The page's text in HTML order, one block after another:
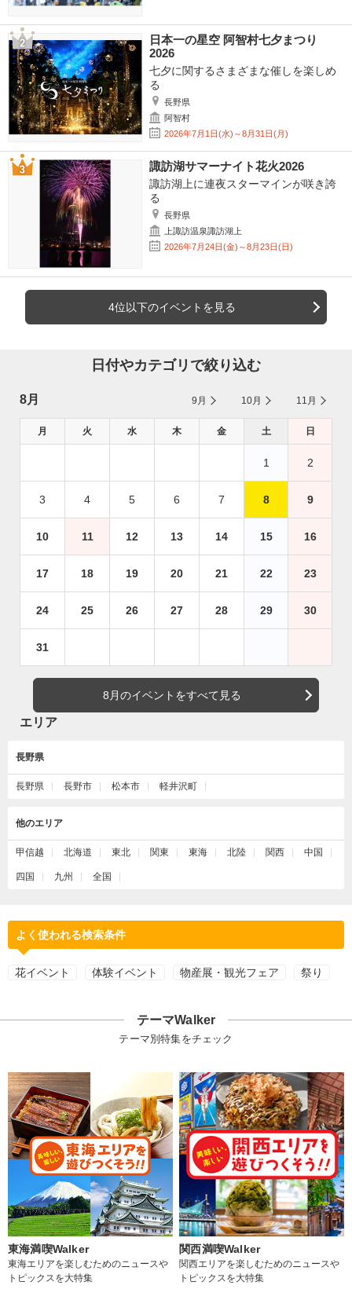
日本一の星空 阿智村七夕まつり
2026
七夕に関するさまざまな催しを楽しめ
る
長野県
阿智村
2026年7月1日(水)～8月31日(月)
諏訪湖サマーナイト花火2026
諏訪湖上に連夜スターマインが咲き誇
る
長野県
上諏訪温泉諏訪湖上
2026年7月24日(金)～8月23日(日)
4位以下のイベントを見る
日付やカテゴリで絞り込む
8月 9月 10月 11月
月 火 水 木 金 土 日
1 2
3 4 5 6 7 8 9
10 11 12 13 14 15 16
17 18 19 20 21 22 23
24 25 26 27 28 29 30
31
8月のイベントをすべて見る
エリア
長野県
長野県 長野市 松本市 軽井沢町
他のエリア
甲信越 北海道 東北 関東 東海 北陸 関西 中国
四国 九州 全国
よく使われる検索条件
花イベント 体験イベント 物産展・観光フェア 祭り
テーマWalker
テーマ別特集をチェック
東海満喫Walker
東海エリアを楽しむためのニュースや
トピックスを大特集
関西満喫Walker
関西エリアを楽しむためのニュースや
トピックスを大特集